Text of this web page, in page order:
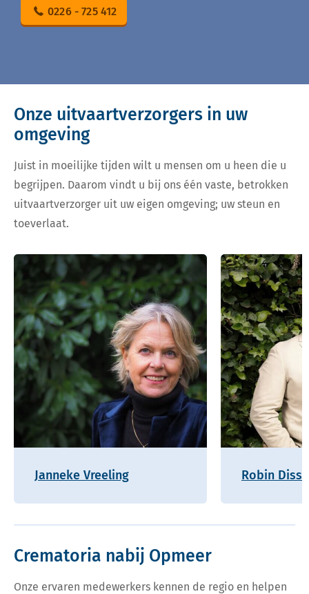
0226 - 725 412
Onze uitvaartverzorgers in uw
omgeving
Juist in moeilijke tijden wilt u mensen om u heen die u
begrijpen. Daarom vindt u bij ons één vaste, betrokken
uitvaartverzorger uit uw eigen omgeving; uw steun en
toeverlaat.
Janneke Vreeling Robin
Crematoria nabij Opmeer
Onze ervaren medewerkers kennen de regio en helpen